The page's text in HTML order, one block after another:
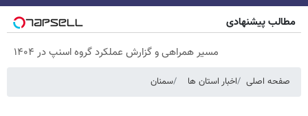
مطالب پیشنهادی
مسیر همراهی و گزارش عملکرد گروه اسنپ در ۱۴۰۴
صفحه اصلی اخبار استان ها سمنان